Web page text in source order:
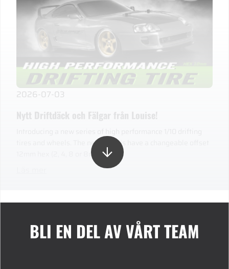
2026-07-03
Nytt Driftdäck och Fälgar från Louise!
tires and wheels. The new wheels have a changeable offset
12mm hex (2, 4, 8 or 8mm).
BLI EN DEL AV VÅRT TEAM